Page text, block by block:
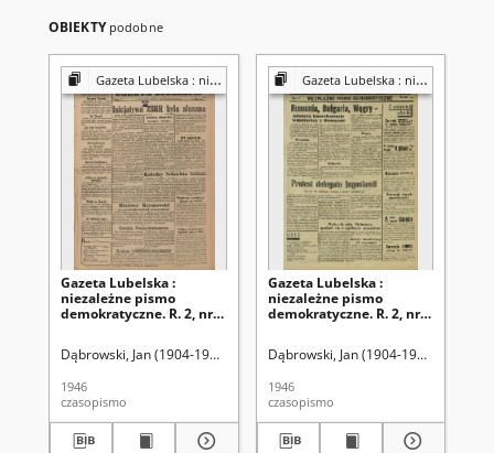
OBIEKTY podobne
Gazeta Lubelska : niezależny organ demokratyczny
Gazeta Lubelska :
niezależne pismo
demokratyczne. R. 2, nr
Dąbrowski, Jan (1904-1964). Red
1946
czasopismo
Gazeta Lubelska : niezależny organ demokratyczny
Gazeta Lubelska :
niezależne pismo
demokratyczne. R. 2, nr
Dąbrowski, Jan (1904-1964). Red
1946
czasopismo